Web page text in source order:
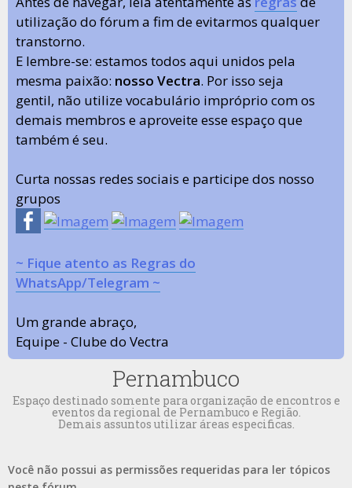
utilização do fórum a fim de evitarmos qualquer
transtorno.
E lembre-se: estamos todos aqui unidos pela
mesma paixão: nosso Vectra. Por isso seja
gentil, não utilize vocabulário impróprio com os
demais membros e aproveite esse espaço que
também é seu.
Curta nossas redes sociais e participe dos nosso
grupos
~ Fique atento as Regras do
WhatsApp/Telegram ~
Um grande abraço,
Equipe - Clube do Vectra
Pernambuco
Espaço destinado somente para organização de encontros e
eventos da regional de Pernambuco e Região.
Demais assuntos utilizar áreas especificas.
Você não possui as permissões requeridas para ler tópicos